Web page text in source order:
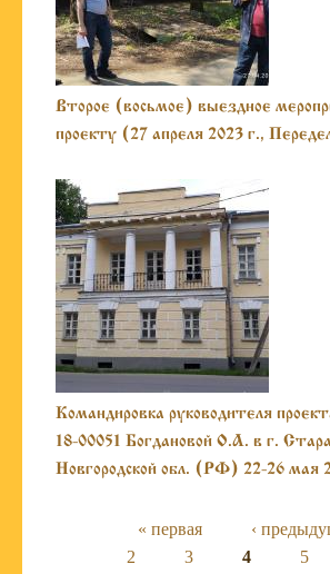
Второе (восьмое) выездное
проекту (27 апреля 2023 г.,
Командировка руководителя
18-00051 Богдановой О.А. в г.
Новгородской обл. (РФ) 22-26 мая
Страницы
« первая ‹
2
3 4 5